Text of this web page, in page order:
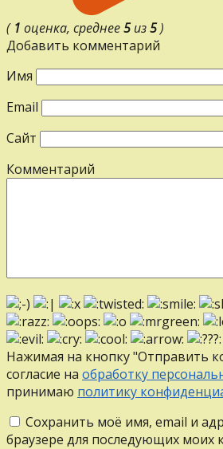
( 1 оценка, среднее5из5)
Добавить комментарий
Имя
Email
Сайт
Комментарий
Нажимая на кнопку "Отправить
согласие на обработку
принимаю политику
Сохранить моё имя, email и
браузере для последующих моих